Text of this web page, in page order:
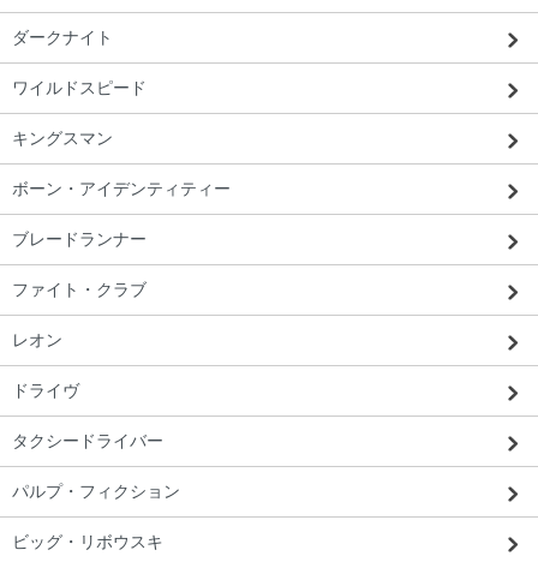
ダークナイト
ワイルドスピード
キングスマン
ボーン・アイデンティティー
ブレードランナー
ファイト・クラブ
レオン
ドライヴ
タクシードライバー
パルプ・フィクション
ビッグ・リボウスキ